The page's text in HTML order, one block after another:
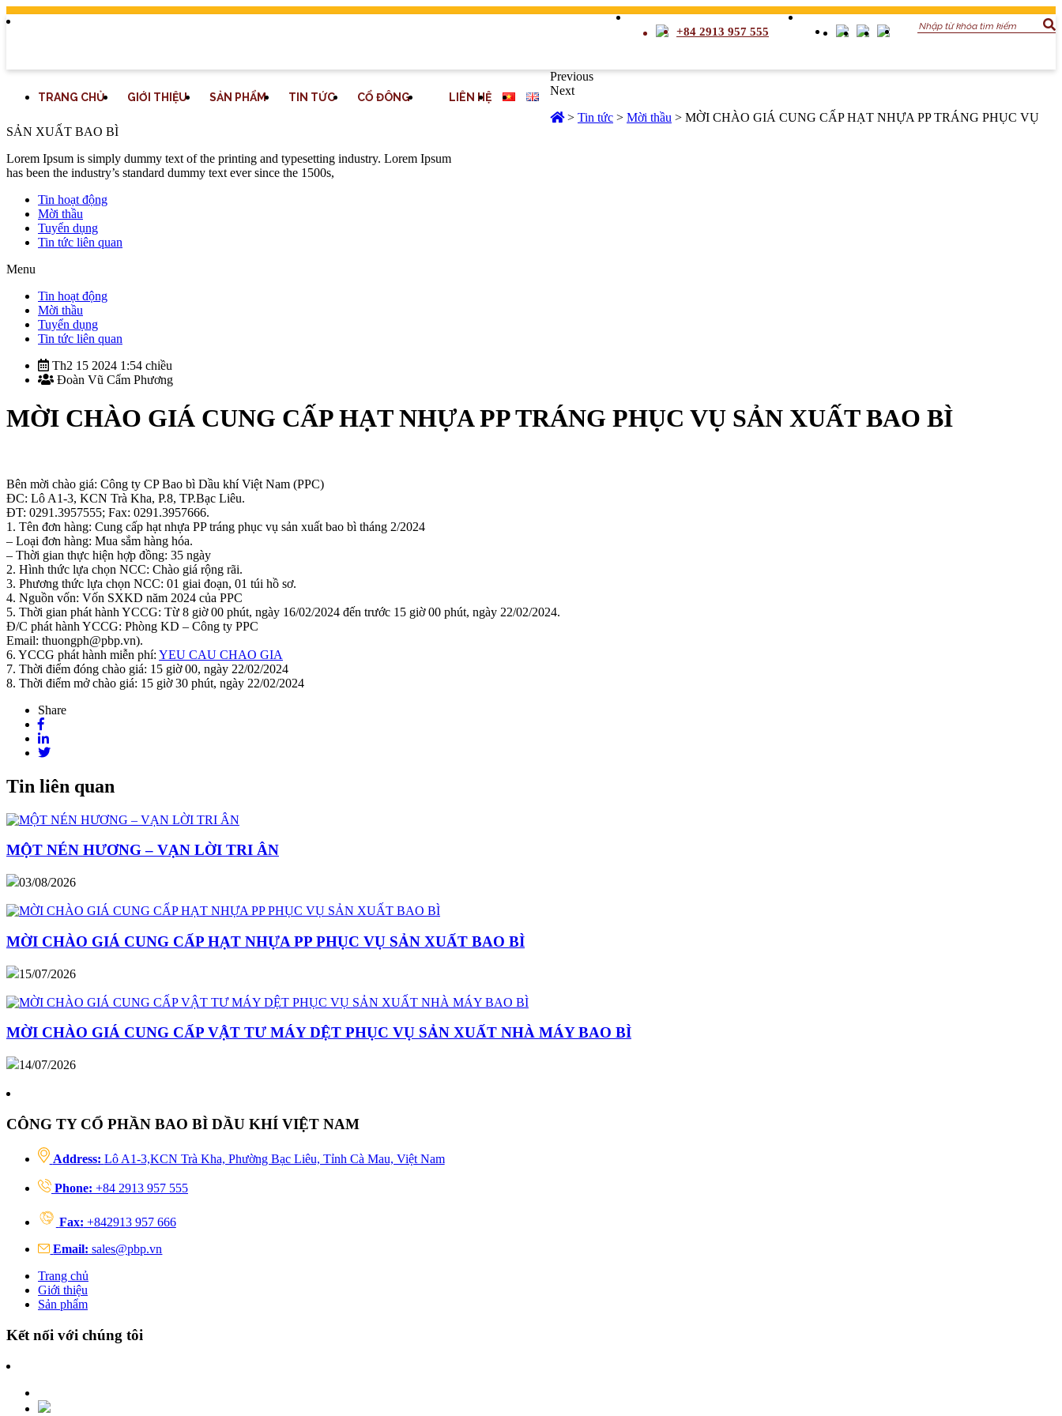
+84 2913 957 555
TRANG CHỦ GIỚI THIỆU SẢN PHẨM TIN TỨC CỔ ĐÔNG LIÊN HỆ
Previous
Next
> Tin tức > Mời thầu > MỜI CHÀO GIÁ CUNG CẤP HẠT NHỰA PP TRÁNG PHỤC VỤ
SẢN XUẤT BAO BÌ
Lorem Ipsum is simply dummy text of the printing and typesetting industry. Lorem Ipsum
has been the industry’s standard dummy text ever since the 1500s,
Tin hoạt động
Mời thầu
Tuyển dụng
Tin tức liên quan
Menu
Tin hoạt động
Mời thầu
Tuyển dụng
Tin tức liên quan
Th2 15 2024 1:54 chiều
Đoàn Vũ Cẩm Phương
MỜI CHÀO GIÁ CUNG CẤP HẠT NHỰA PP TRÁNG PHỤC VỤ SẢN XUẤT BAO BÌ
Bên mời chào giá: Công ty CP Bao bì Dầu khí Việt Nam (PPC)
ĐC: Lô A1-3, KCN Trà Kha, P.8, TP.Bạc Liêu.
ĐT: 0291.3957555; Fax: 0291.3957666.
1. Tên đơn hàng: Cung cấp hạt nhựa PP tráng phục vụ sản xuất bao bì tháng 2/2024
– Loại đơn hàng: Mua sắm hàng hóa.
– Thời gian thực hiện hợp đồng: 35 ngày
2. Hình thức lựa chọn NCC: Chào giá rộng rãi.
3. Phương thức lựa chọn NCC: 01 giai đoạn, 01 túi hồ sơ.
4. Nguồn vốn: Vốn SXKD năm 2024 của PPC
5. Thời gian phát hành YCCG: Từ 8 giờ 00 phút, ngày 16/02/2024 đến trước 15 giờ 00 phút, ngày 22/02/2024.
Đ/C phát hành YCCG: Phòng KD – Công ty PPC
Email: thuongph@pbp.vn).
6. YCCG phát hành miễn phí: YEU CAU CHAO GIA
7. Thời điểm đóng chào giá: 15 giờ 00, ngày 22/02/2024
8. Thời điểm mở chào giá: 15 giờ 30 phút, ngày 22/02/2024
Share
Tin liên quan
MỘT NÉN HƯƠNG – VẠN LỜI TRI ÂN
03/08/2026
MỜI CHÀO GIÁ CUNG CẤP HẠT NHỰA PP PHỤC VỤ SẢN XUẤT BAO BÌ
15/07/2026
MỜI CHÀO GIÁ CUNG CẤP VẬT TƯ MÁY DỆT PHỤC VỤ SẢN XUẤT NHÀ MÁY BAO BÌ
14/07/2026
CÔNG TY CỔ PHẦN BAO BÌ DẦU KHÍ VIỆT NAM
Address: Lô A1-3,KCN Trà Kha, Phường Bạc Liêu, Tỉnh Cà Mau, Việt Nam
Phone: +84 2913 957 555
Fax: +842913 957 666
Email: sales@pbp.vn
Trang chủ
Giới thiệu
Sản phẩm
Kết nối với chúng tôi